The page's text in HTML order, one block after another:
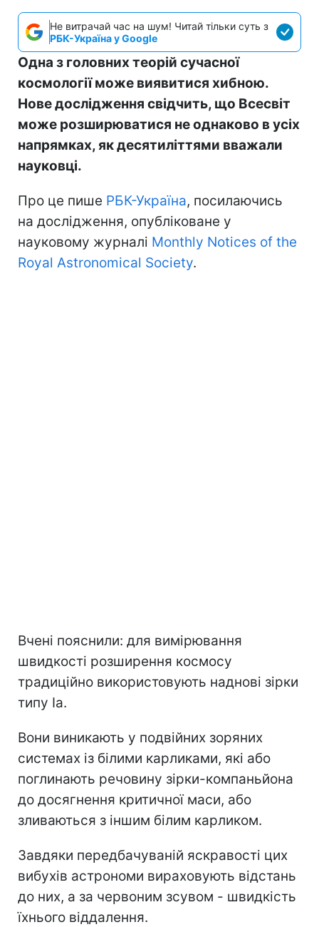
Не витрачай час на шум! Читай тільки суть з
РБК-Україна у Google
Одна з головних теорій сучасної
космології може виявитися хибною.
Нове дослідження свідчить, що Всесвіт
може розширюватися не однаково в усіх
напрямках, як десятиліттями вважали
науковці.
Про це пише РБК-Україна, посилаючись
на дослідження, опубліковане у
науковому журналі Monthly Notices of the
Royal Astronomical Society.
Вчені пояснили: для вимірювання
швидкості розширення космосу
традиційно використовують наднові зірки
типу Ia.
Вони виникають у подвійних зоряних
системах із білими карликами, які або
поглинають речовину зірки-компаньйона
до досягнення критичної маси, або
зливаються з іншим білим карликом.
Завдяки передбачуваній яскравості цих
вибухів астрономи вираховують відстань
до них, а за червоним зсувом - швидкість
їхнього віддалення.